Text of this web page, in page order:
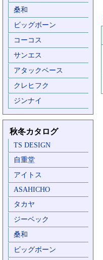
桑和
ビッグボーン
コーコス
サンエス
アタックベース
クレヒフク
ジンナイ
秋冬カタログ
TS DESIGN
自重堂
アイトス
ASAHICHO
タカヤ
ジーベック
桑和
ビッグボーン